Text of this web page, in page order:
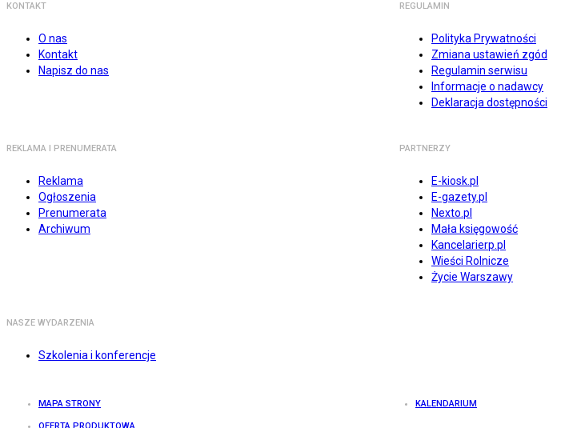
KONTAKT
O nas
Kontakt
Napisz do nas
REGULAMIN
Polityka Prywatności
Zmiana ustawień zgód
Regulamin serwisu
Informacje o nadawcy
Deklaracja dostępności
REKLAMA I PRENUMERATA
Reklama
Ogłoszenia
Prenumerata
Archiwum
PARTNERZY
E-kiosk.pl
E-gazety.pl
Nexto.pl
Mała księgowość
Kancelarierp.pl
Wieści Rolnicze
Życie Warszawy
NASZE WYDARZENIA
Szkolenia i konferencje
MAPA STRONY KALENDARIUM